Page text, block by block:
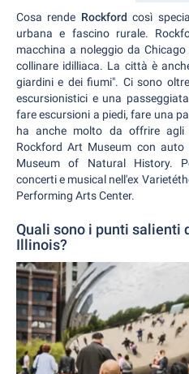
Cosa rende Rockfordcosì
urbana e fascino rurale.
macchina a noleggio da
collinare idilliaca. La città è
giardini e dei fiumi". Ci sono
escursionistici e una
fare escursioni a piedi, fare una
ha anche molto da offrire agli
Rockford Art Museum con
Museum of Natural History.
concerti e musical nell'ex
Performing Arts Center.
Quali sono i punti salienti
Illinois?